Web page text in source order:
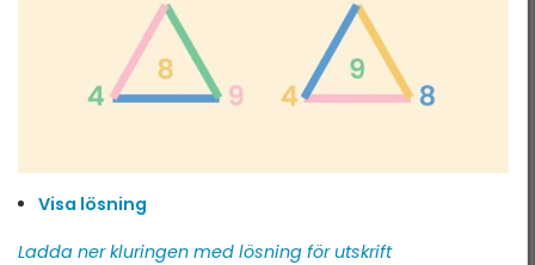
Visa lösning
Ladda ner kluringen med lösning för utskrift